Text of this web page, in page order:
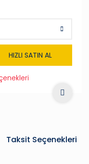
HIZLI SATIN AL
Taksit Seçenekleri